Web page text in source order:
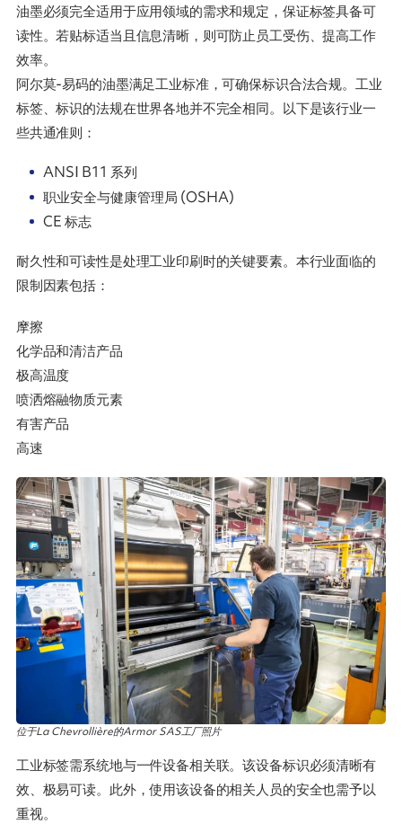
油墨必须完全适用于应用领域的需求和规定，保证标签具备可
读性。若贴标适当且信息清晰，则可防止员工受伤、提高工作
效率。
阿尔莫-易码的油墨满足工业标准，可确保标识合法合规。工业
标签、标识的法规在世界各地并不完全相同。以下是该行业一
些共通准则：
ANSI B11 系列
职业安全与健康管理局 (OSHA)
CE 标志
耐久性和可读性是处理工业印刷时的关键要素。本行业面临的
限制因素包括：
摩擦
化学品和清洁产品
极高温度
喷洒熔融物质元素
有害产品
高速
位于La Chevrollière的Armor SAS工厂照片
工业标签需系统地与一件设备相关联。该设备标识必须清晰有
效、极易可读。此外，使用该设备的相关人员的安全也需予以
重视。